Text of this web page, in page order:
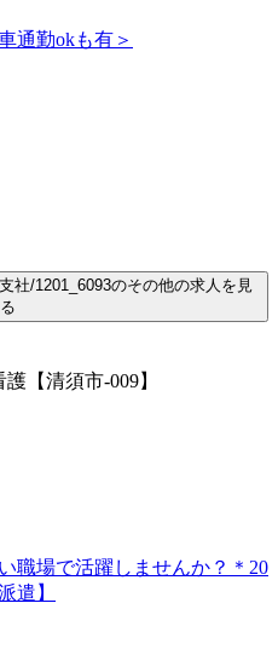
通勤okも有＞
/1201_6093のその他の求人を見
る
【清須市-009】
職場で活躍しませんか？＊20
遣】